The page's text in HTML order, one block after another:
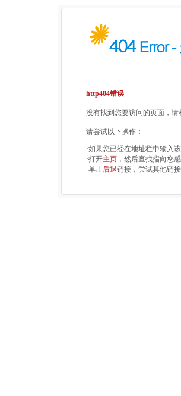
http404错误
没有找到您要访问的页面，
请尝试以下操作：
·如果您已经在地址栏中输入
·打开主页 ，然后查找指向您
·单击后退链接，尝试其他链